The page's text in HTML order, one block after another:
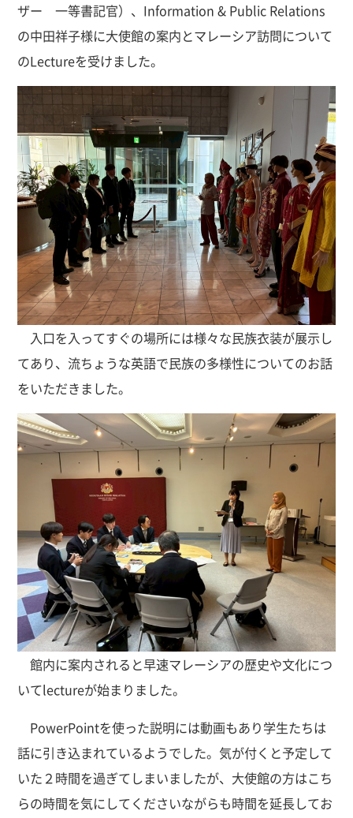
ザー 一等書記官）、Information & Public Relations
の中田祥子様に大使館の案内とマレーシア訪問について
のLectureを受けました。
入口を入ってすぐの場所には様々な民族衣装が展示し
てあり、流ちょうな英語で民族の多様性についてのお話
をいただきました。
館内に案内されると早速マレーシアの歴史や文化につ
いてlectureが始まりました。
PowerPointを使った説明には動画もあり学生たちは
話に引き込まれているようでした。気が付くと予定して
いた２時間を過ぎてしまいましたが、大使館の方はこち
らの時間を気にしてくださいながらも時間を延長してお